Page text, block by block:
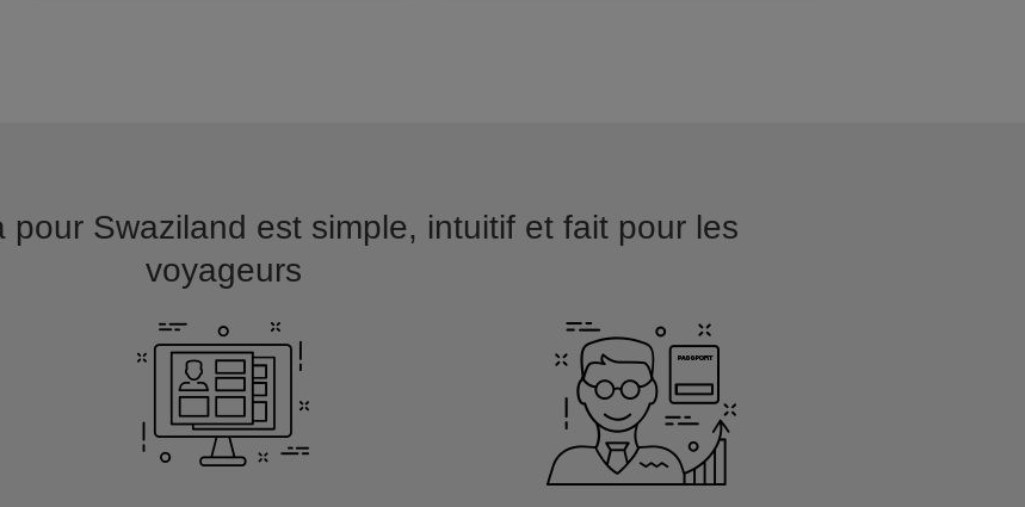
pour Swaziland est simple, intuitif et fait pour les
voyageurs